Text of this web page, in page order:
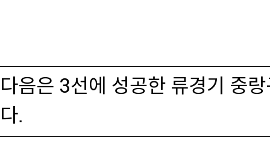
다음은 3선에 성공한 류경기 중
다.